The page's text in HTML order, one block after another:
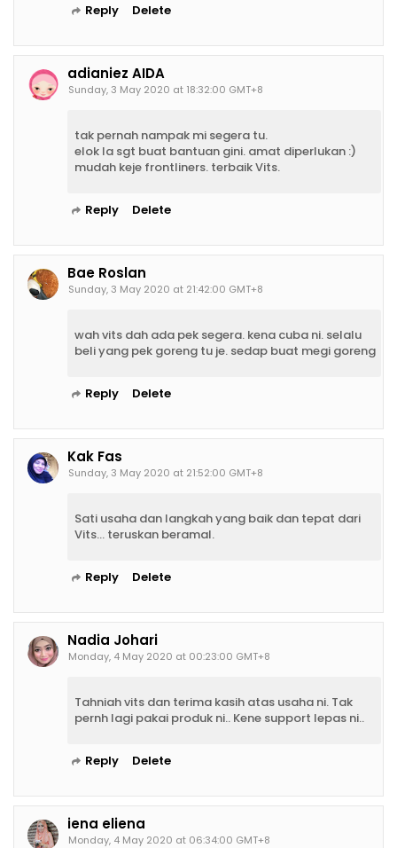
Reply Delete
adianiez AIDA
Sunday, 3 May 2020 at 18:32:00 GMT+8
tak pernah nampak mi segera tu.
elok la sgt buat bantuan gini. amat diperlukan :)
mudah keje frontliners. terbaik Vits.
Reply Delete
Bae Roslan
Sunday, 3 May 2020 at 21:42:00 GMT+8
wah vits dah ada pek segera. kena cuba ni. selalu
beli yang pek goreng tu je. sedap buat megi goreng
Reply Delete
Kak Fas
Sunday, 3 May 2020 at 21:52:00 GMT+8
Sati usaha dan langkah yang baik dan tepat dari
Vits... teruskan beramal.
Reply Delete
Nadia Johari
Monday, 4 May 2020 at 00:23:00 GMT+8
Tahniah vits dan terima kasih atas usaha ni. Tak
pernh lagi pakai produk ni.. Kene support lepas ni..
Reply Delete
iena eliena
Monday, 4 May 2020 at 06:34:00 GMT+8